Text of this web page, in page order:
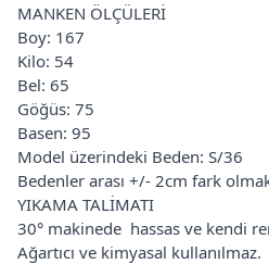
MANKEN ÖLÇÜLERİ
Boy: 167
Kilo: 54
Bel: 65
Göğüs: 75
Basen: 95
Model üzerindeki Beden: S/36
Bedenler arası +/- 2cm fark
YIKAMA TALİMATI
30° makinede hassas ve kendi
Ağartıcı ve kimyasal kullanılmaz.